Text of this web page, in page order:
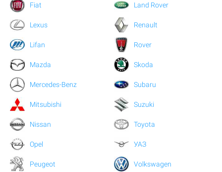
Fiat Land Rover
Lexus
Lifan
Mazda
Mercedes-Benz
Mitsubishi
Nissan
Opel
Peugeot
Renault
Rover
Skoda
Subaru
Suzuki
Toyota
УАЗ
Volkswagen